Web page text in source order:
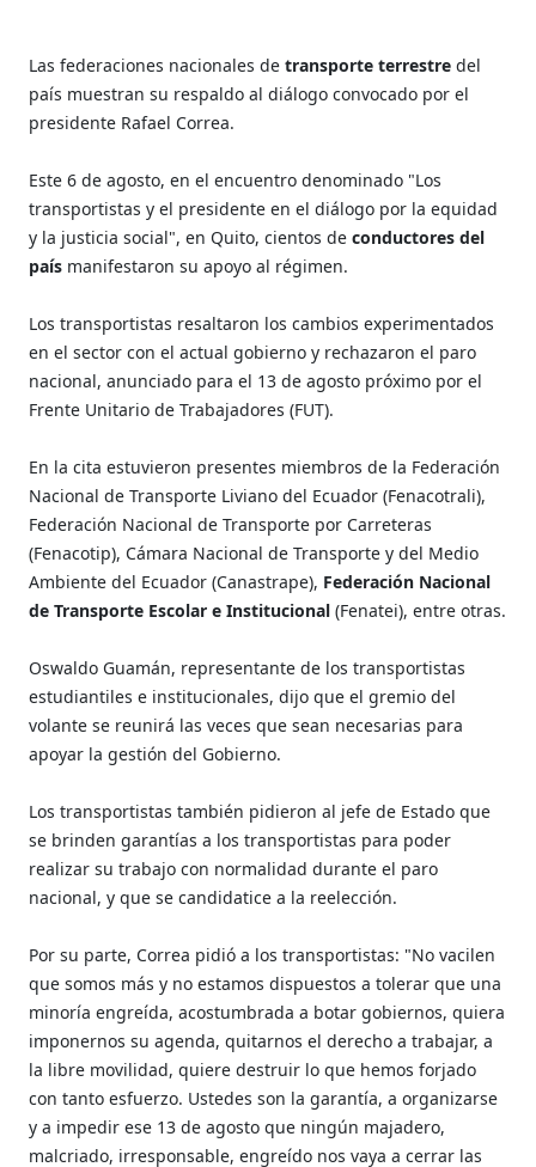
Las federaciones nacionales detransporte terrestre del
país muestran su respaldo al diálogo convocado por el
presidente Rafael Correa.
Este 6 de agosto, en el encuentro denominado "Los
transportistas y el presidente en el diálogo por la equidad
y la justicia social", en Quito, cientos deconductores del
país manifestaron su apoyo al régimen.
Los transportistas resaltaron los cambios experimentados
en el sector con el actual gobierno y rechazaron el paro
nacional, anunciado para el 13 de agosto próximo por el
Frente Unitario de Trabajadores (FUT).
En la cita estuvieron presentes miembros de la Federación
Nacional de Transporte Liviano del Ecuador (Fenacotrali),
Federación Nacional de Transporte por Carreteras
(Fenacotip), Cámara Nacional de Transporte y del Medio
Ambiente del Ecuador (Canastrape), Federación Nacional
de Transporte Escolar e Institucional(Fenatei), entre otras.
Oswaldo Guamán, representante de los transportistas
estudiantiles e institucionales, dijo que el gremio del
volante se reunirá las veces que sean necesarias para
apoyar la gestión del Gobierno.
Los transportistas también pidieron al jefe de Estado que
se brinden garantías a los transportistas para poder
realizar su trabajo con normalidad durante el paro
nacional, y que se candidatice a la reelección.
Por su parte, Correa pidió a los transportistas: "No vacilen
que somos más y no estamos dispuestos a tolerar que una
minoría engreída, acostumbrada a botar gobiernos, quiera
imponernos su agenda, quitarnos el derecho a trabajar, a
la libre movilidad, quiere destruir lo que hemos forjado
con tanto esfuerzo. Ustedes son la garantía, a organizarse
y a impedir ese 13 de agosto que ningún majadero,
malcriado, irresponsable, engreído nos vaya a cerrar las